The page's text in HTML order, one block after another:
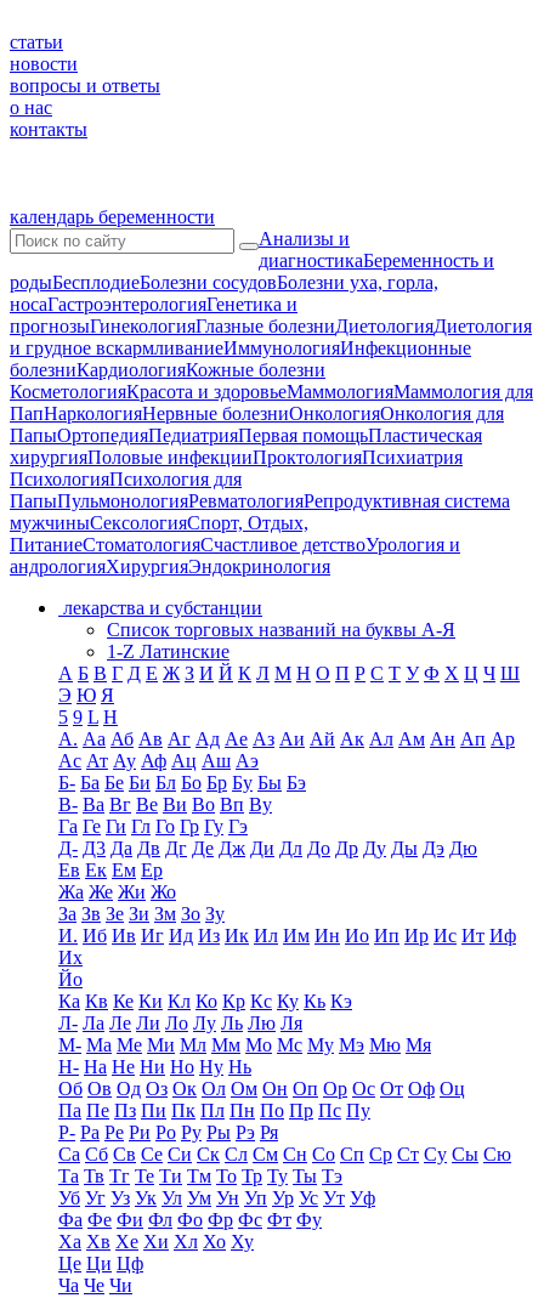
статьи
новости
вопросы и ответы
о нас
контакты
календарь беременности
Анализы и
диагностикаБеременность и
родыБесплодиеБолезни сосудовБолезни уха, горла,
носаГастроэнтерологияГенетика и
прогнозыГинекологияГлазные болезниДиетологияДиетология
и грудное вскармливаниеИммунологияИнфекционные
болезниКардиологияКожные болезни
КосметологияКрасота и здоровьеМаммологияМаммология для
ПапНаркологияНервные болезниОнкологияОнкология для
ПапыОртопедияПедиатрияПервая помощьПластическая
хирургияПоловые инфекцииПроктологияПсихиатрия
ПсихологияПсихология для
ПапыПульмонологияРевматологияРепродуктивная система
мужчиныСексологияСпорт, Отдых,
ПитаниеСтоматологияСчастливое детствоУрология и
андрологияХирургияЭндокринология
лекарства и субстанции
Список торговых названий на буквы А-Я
1-Z Латинские
А Б В Г Д Е Ж З И Й К Л М Н О П Р С Т У Ф Х Ц Ч Ш
Э Ю Я
5 9 L H
А. Аа Аб Ав Аг Ад Ае Аз Аи Ай Ак Ал Ам Ан Ап Ар
Ас Ат Ау Аф Ац Аш Аэ
Б- Ба Бе Би Бл Бо Бр Бу Бы Бэ
В- Ва Вг Ве Ви Во Вп Ву
Га Ге Ги Гл Го Гр Гу Гэ
Д- Д3 Да Дв Дг Де Дж Ди Дл До Др Ду Ды Дэ Дю
Ев Ек Ем Ер
Жа Же Жи Жо
За Зв Зе Зи Зм Зо Зу
И. Иб Ив Иг Ид Из Ик Ил Им Ин Ио Ип Ир Ис Ит Иф
Их
Йо
Ка Кв Ке Ки Кл Ко Кр Кс Ку Кь Кэ
Л- Ла Ле Ли Ло Лу Ль Лю Ля
М- Ма Ме Ми Мл Мм Мо Мс Му Мэ Мю Мя
Н- На Не Ни Но Ну Нь
Об Ов Од Оз Ок Ол Ом Он Оп Ор Ос От Оф Оц
Па Пе Пз Пи Пк Пл Пн По Пр Пс Пу
Р- Ра Ре Ри Ро Ру Ры Рэ Ря
Са Сб Св Се Си Ск Сл См Сн Со Сп Ср Ст Су Сы Сю
Та Тв Тг Те Ти Тм То Тр Ту Ты Тэ
Уб Уг Уз Ук Ул Ум Ун Уп Ур Ус Ут Уф
Фа Фе Фи Фл Фо Фр Фс Фт Фу
Ха Хв Хе Хи Хл Хо Ху
Це Ци Цф
Ча Че Чи